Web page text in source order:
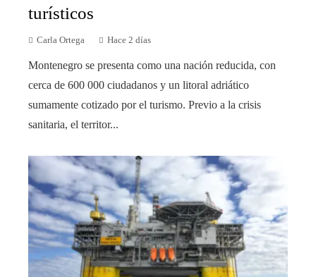
turísticos
Carla Ortega Hace 2 días
Montenegro se presenta como una nación reducida, con
cerca de 600 000 ciudadanos y un litoral adriático
sumamente cotizado por el turismo. Previo a la crisis
sanitaria, el territor...